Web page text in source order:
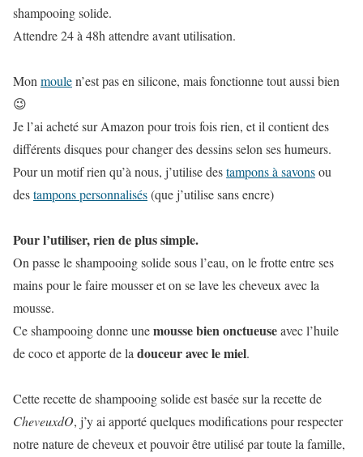
shampooing solide.
Attendre 24 à 48h attendre avant utilisation.
Monmoulen’est pas en silicone, mais fonctionne tout aussi bien
😉
Je l’ai acheté sur Amazon pour trois fois rien, et il contient des
différents disques pour changer des dessins selon ses humeurs.
Pour un motif rien qu’à nous, j’utilise destampons à savonsou
destampons personnalisés(que j’utilise sans encre)
Pour l’utiliser, rien de plus simple.
On passe le shampooing solide sous l’eau, on le frotte entre ses
mains pour le faire mousser et on se lave les cheveux avec la
mousse.
Ce shampooing donne unemousse bien onctueuseavec l’huile
de coco et apporte de ladouceur avec le miel.
Cette recette de shampooing solide est basée sur la recette de
CheveuxdO, j’y ai apporté quelques modifications pour respecter
notre nature de cheveux et pouvoir être utilisé par toute la famille,